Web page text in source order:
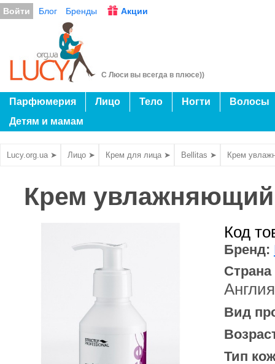
Войти Блог Бренды Акции
С Люси вы всегда в плюсе))
Парфюмерия Лицо Тело Ногти
Волосы
Детям и мамам
Lucy.org.ua ➤ Лицо ➤ Крем для лица ➤ Bellitas ➤ Крем
Крем
Код
Бренд:
Англия
Вид
Тип